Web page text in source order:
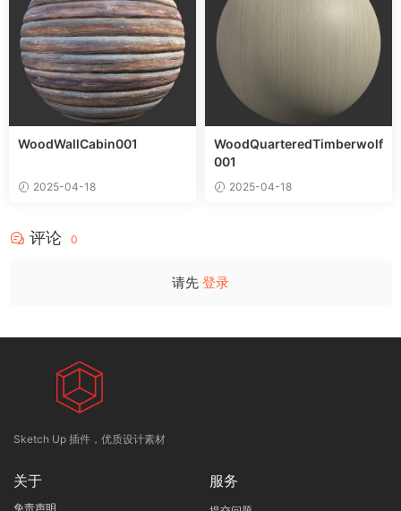
WoodWallCabin001
2025-04-18
WoodQuarteredTimberwolf
001
2025-04-18
评论 0
请先 登录
Sketch Up 插件，优质设计素材
关于
免责声明
服务